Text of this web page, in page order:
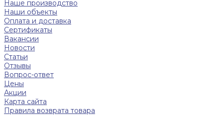
Наше производство
Наши объекты
Оплата и доставка
Сертификаты
Вакансии
Новости
Статьи
Отзывы
Вопрос-ответ
Цены
Акции
Карта сайта
Правила возврата товара